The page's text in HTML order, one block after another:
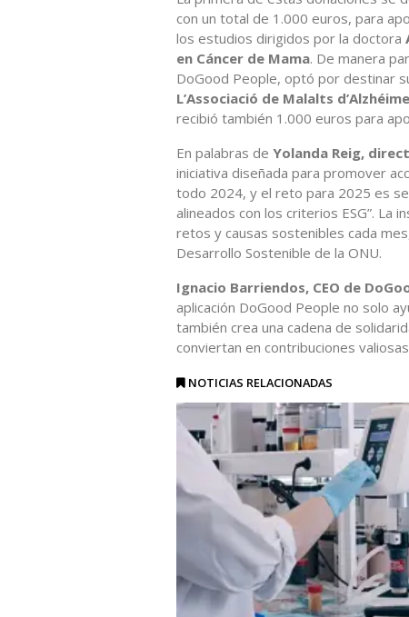
con un total de 1.000 euros, para
los estudios dirigidos por la doctora
en Cáncer de Mama. De manera
DoGood People, optó por destinar
L’Associació de Malalts
recibió también 1.000 euros para
En palabras de Yolanda Reig,
iniciativa diseñada para promover
todo 2024, y el reto para 2025 es
alineados con los criterios ESG”. La
retos y causas sostenibles cada
Desarrollo Sostenible de la ONU.
Ignacio Barriendos, CEO de
aplicación DoGood People no solo
también crea una cadena de
conviertan en contribuciones
NOTICIAS RELACIONADAS